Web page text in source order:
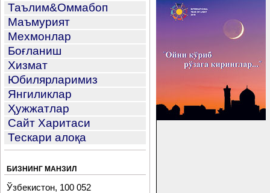
Таълим&Оммабоп
Маъмурият
Мехмонлар
Боғланиш
Хизмат
Юбилярларимиз
Янгиликлар
Ҳужжатлар
Сайт Харитаси
Тескари алоқа
БИЗНИНГ МАНЗИЛ
Ўзбекистон, 100 052